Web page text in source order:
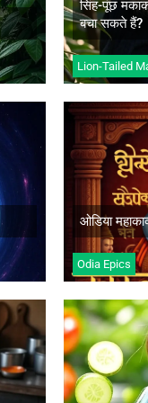
सिंह-पूंछ
बचा सकते हैं?
Lion-Tailed
ओडिया
Odia Epics